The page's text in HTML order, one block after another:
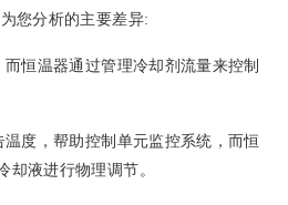
您分析的主要差异:
恒温器通过管理冷却剂流量来控制
度，帮助控制单元监控系统，而恒
却液进行物理调节。